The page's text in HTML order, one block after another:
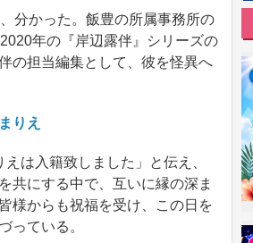
分かった。飯豊の所属事務所の
年の『岸辺露伴』シリーズの
の担当編集として、彼を怪異へ
りえ
は入籍致しました」と伝え、
共にする中で、互いに縁の深ま
様からも祝福を受け、この日を
っている。